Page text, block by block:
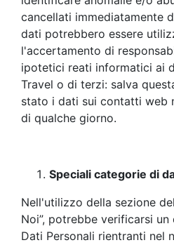
cancellati immediatamente
dati potrebbero essere
l'accertamento di
ipotetici reati informatici ai
Travel o di terzi: salva
stato i dati sui contatti web
di qualche giorno.
Speciali categorie di
Nell'utilizzo della sezione
Noi”, potrebbe verificarsi
Dati Personali rientranti nel